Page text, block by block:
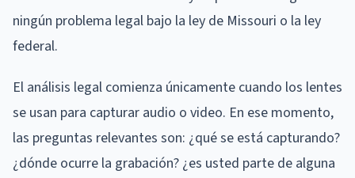
ningún problema legal bajo la ley de Missouri o la ley
federal.
El análisis legal comienza únicamente cuando los lentes
se usan para capturar audio o video. En ese momento,
las preguntas relevantes son: ¿qué se está capturando?
¿dónde ocurre la grabación? ¿es usted parte de alguna